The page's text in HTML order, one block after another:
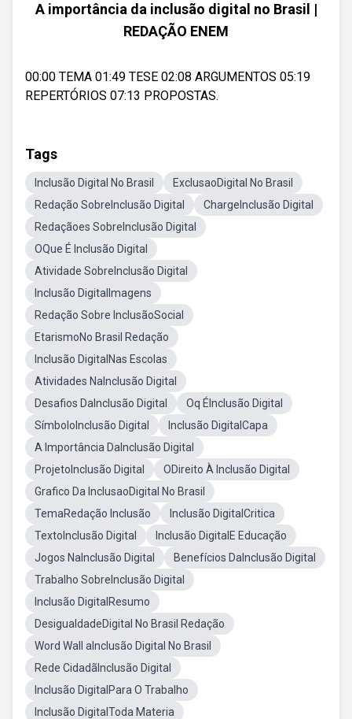
A importância da inclusão digital no Brasil |
REDAÇÃO ENEM
00:00 TEMA 01:49 TESE 02:08 ARGUMENTOS 05:19
REPERTÓRIOS 07:13 PROPOSTAS.
Tags
Inclusão Digital No Brasil
ExclusaoDigital No Brasil
Redação SobreInclusão Digital
ChargeInclusão Digital
Redaçãoes SobreInclusão Digital
OQue É Inclusão Digital
Atividade SobreInclusão Digital
Inclusão DigitalImagens
Redação Sobre InclusãoSocial
EtarismoNo Brasil Redação
Inclusão DigitalNas Escolas
Atividades NaInclusão Digital
Desafios DaInclusão Digital
Oq ÉInclusão Digital
SímboloInclusão Digital
Inclusão DigitalCapa
A Importância DaInclusão Digital
ProjetoInclusão Digital
ODireito À Inclusão Digital
Grafico Da InclusaoDigital No Brasil
TemaRedação Inclusão
Inclusão DigitalCritica
TextoInclusão Digital
Inclusão DigitalE Educação
Jogos NaInclusão Digital
Benefícios DaInclusão Digital
Trabalho SobreInclusão Digital
Inclusão DigitalResumo
DesigualdadeDigital No Brasil Redação
Word Wall aInclusão Digital No Brasil
Rede CidadãInclusão Digital
Inclusão DigitalPara O Trabalho
Inclusão DigitalToda Materia